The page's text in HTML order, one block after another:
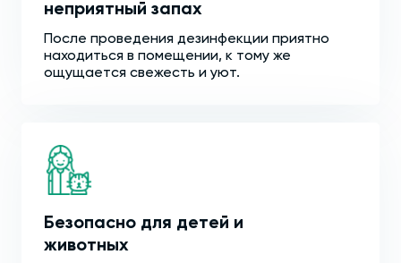
неприятный запах
После проведения дезинфекции приятно
находиться в помещении, к тому же
ощущается свежесть и уют.
Безопасно для детей и
животных